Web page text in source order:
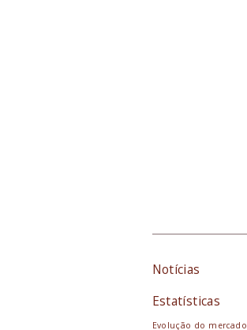
Notícias
Estatísticas
Evolução do mercado